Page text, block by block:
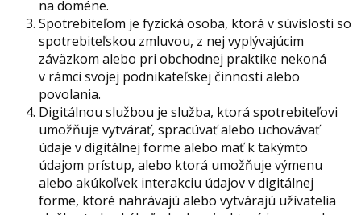
na doméne.
Spotrebiteľom je fyzická osoba, ktorá v súvislosti so
spotrebiteľskou zmluvou, z nej vyplývajúcim
záväzkom alebo pri obchodnej praktike nekoná
v rámci svojej podnikateľskej činnosti alebo
povolania.
Digitálnou službou je služba, ktorá spotrebiteľovi
umožňuje vytvárať, spracúvať alebo uchovávať
údaje v digitálnej forme alebo mať k takýmto
údajom prístup, alebo ktorá umožňuje výmenu
alebo akúkoľvek interakciu údajov v digitálnej
forme, ktoré nahrávajú alebo vytvárajú užívatelia